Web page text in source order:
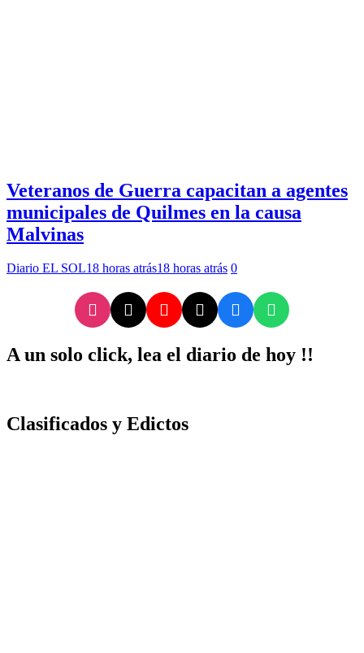
Veteranos de Guerra capacitan a agentes
municipales de Quilmes en la causa
Malvinas
Diario EL SOL18 horas atrás18 horas atrás 0
A un solo click, lea el diario de hoy !!
Clasificados y Edictos